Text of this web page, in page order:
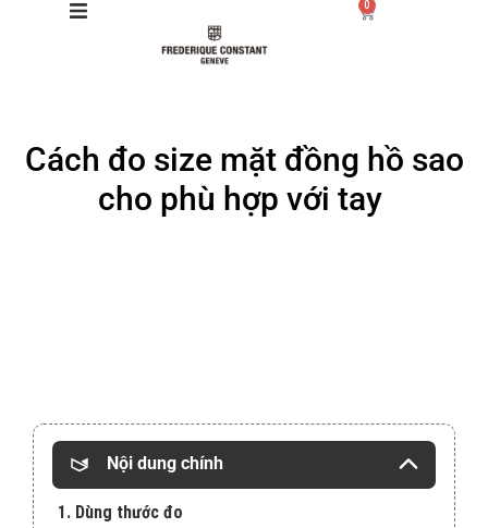
Manufacture
0
Cách đo size mặt đồng hồ sao
cho phù hợp với tay
Nội dung chính
1. Dùng thước đo